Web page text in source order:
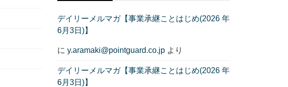
デイリーメルマガ【事業承継ことはじめ(2026 年
6月3日)】
に y.aramaki@pointguard.co.jp より
デイリーメルマガ【事業承継ことはじめ(2026 年
6月3日)】